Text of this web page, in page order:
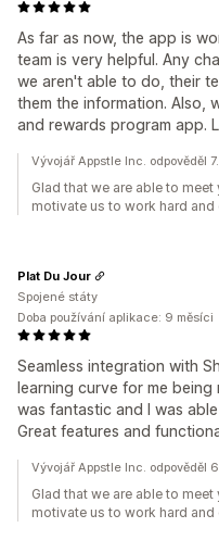
As far as now, the app is
team is very helpful. Any
we aren't able to do, their
them the information. Also,
and rewards program app.
Vývojář Appstle Inc. odpověděl
Glad that we are able to
motivate us to work hard
Seamless integration with
learning curve for me
was fantastic and I was
Great features and
Plat Du Jour
Spojené státy
Doba používání aplikace: 9 měsíci
Vývojář Appstle Inc. odpověděl
Glad that we are able to
motivate us to work hard